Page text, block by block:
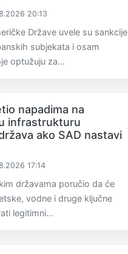
20:13
Države uvele su sankcije
subjekata i osam
optužuju za...
napadima na
infrastrukturu
ako SAD nastavi
17:14
državama poručio da će
vodne i druge ključne
legitimni...